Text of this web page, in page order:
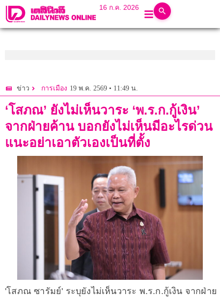
16 ก.ค. 2026
ข่าว การเมือง 19 พ.ค. 2569 • 11:49 น.
‘โสภณ’ ยังไม่เห็นวาระ ‘พ.ร.ก.กู้เงิน’
จากฝ่ายค้าน บอกยังไม่เห็นมีอะไรด่วน
แนะอย่าเอาตัวเองเป็นที่ตั้ง
'โสภณ ซารัมย์' ระบุยังไม่เห็นวาระ พ.ร.ก.กู้เงิน จากฝ่าย